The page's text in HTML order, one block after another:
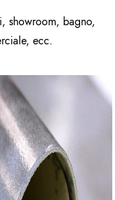
showroom, bagno,
ecc.